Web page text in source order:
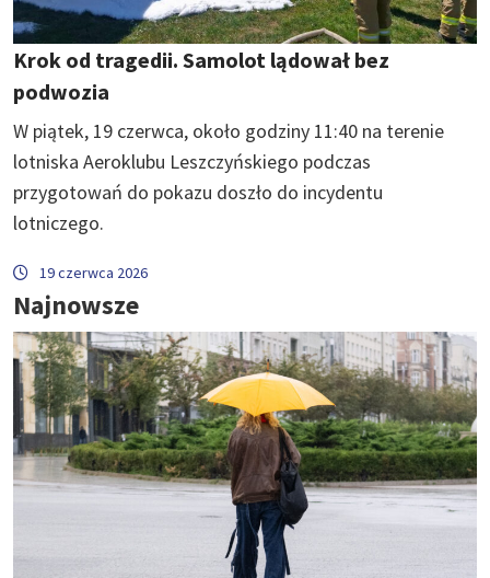
Krok od tragedii. Samolot lądował bez
podwozia
W piątek, 19 czerwca, około godziny 11:40 na terenie
lotniska Aeroklubu Leszczyńskiego podczas
przygotowań do pokazu doszło do incydentu
lotniczego.
19 czerwca 2026
Najnowsze